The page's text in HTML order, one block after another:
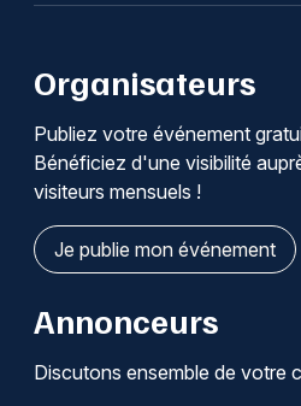
Organisateurs
Publiez votre événement
Bénéficiez d'une visibilité
visiteurs mensuels !
Je publie mon événement
Annonceurs
Discutons ensemble de votre